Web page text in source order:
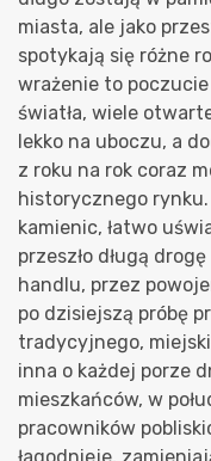
miasta, ale jako
spotykają się różne
wrażenie to
światła, wiele
lekko na uboczu, a
z roku na rok coraz
historycznego
kamienic, łatwo
przeszło długą
handlu, przez
po dzisiejszą próbę
tradycyjnego,
inna o każdej porze
mieszkańców, w
pracowników